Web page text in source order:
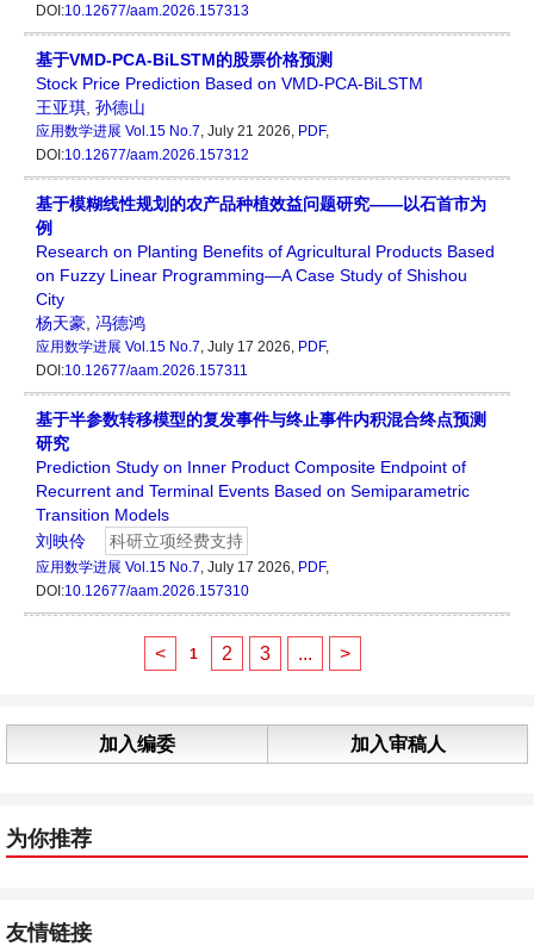
DOI:10.12677/aam.2026.157313
基于VMD-PCA-BiLSTM的股票价格预测
Stock Price Prediction Based on VMD-PCA-BiLSTM
王亚琪 孙德山
应用数学进展 Vol.15 No.7 , July 21 2026, PDF,
DOI:10.12677/aam.2026.157312
基于模糊线性规划的农产品种植效益问题研究——以石首市为
例
Research on Planting Benefits of Agricultural Products Based
on Fuzzy Linear Programming—A Case Study of Shishou
City
杨天豪 冯德鸿
应用数学进展 Vol.15 No.7 , July 17 2026, PDF,
DOI:10.12677/aam.2026.157311
基于半参数转移模型的复发事件与终止事件内积混合终点预测
研究
Prediction Study on Inner Product Composite Endpoint of
Recurrent and Terminal Events Based on Semiparametric
Transition Models
刘映伶
科研立项经费支持
应用数学进展 Vol.15 No.7 , July 17 2026, PDF,
DOI:10.12677/aam.2026.157310
< 1 2 3 ... >
加入编委 加入审稿人
为你推荐
友情链接